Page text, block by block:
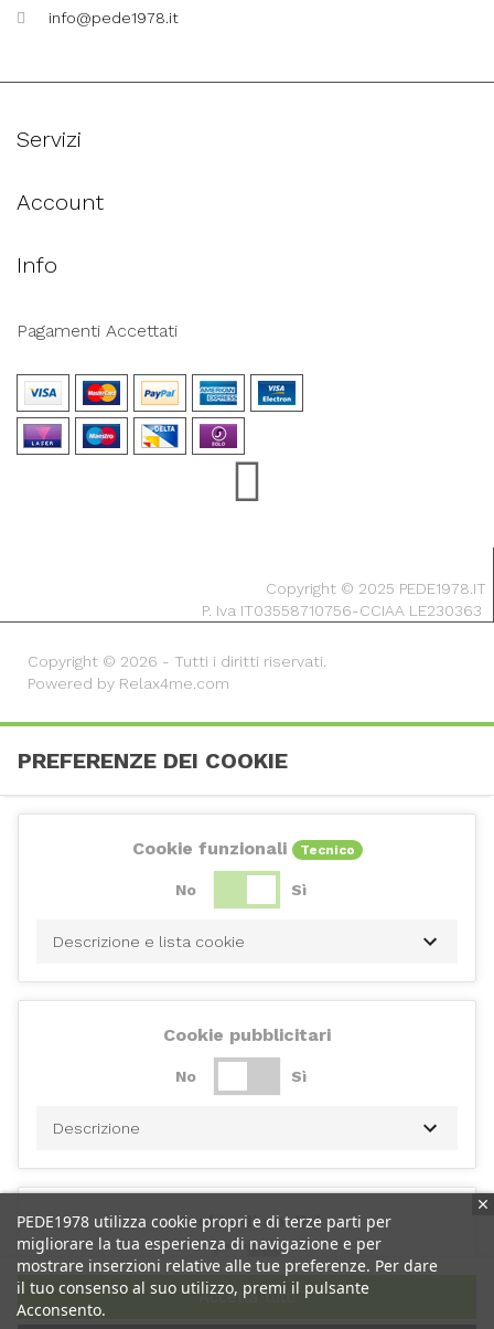
info@pede1978.it
Servizi
Account
Info
Pagamenti Accettati
Copyright © 2025 PEDE1978.IT
P. Iva IT03558710756-CCIAA LE230363
Copyright © 2026 - Tutti i diritti riservati.
Powered by Relax4me.com
PEDE1978 utilizza cookie propri e di terze parti per
migliorare la tua esperienza di navigazione e per
mostrare inserzioni relative alle tue preferenze. Per dare
il tuo consenso al suo utilizzo, premi il pulsante
Acconsento.
PREFERENZE DEI COOKIE
Cookie funzionali Tecnico
No Sì
Descrizione e lista cookie
Cookie pubblicitari
No Sì
Descrizione
Cookie di analisi
No Sì
Descrizione
Accetta tutti